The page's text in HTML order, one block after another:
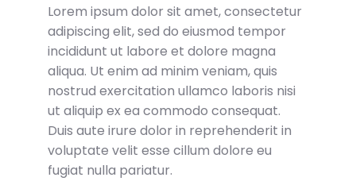
Lorem ipsum dolor sit amet, consectetur
adipiscing elit, sed do eiusmod tempor
incididunt ut labore et dolore magna
aliqua. Ut enim ad minim veniam, quis
nostrud exercitation ullamco laboris nisi
ut aliquip ex ea commodo consequat.
Duis aute irure dolor in reprehenderit in
voluptate velit esse cillum dolore eu
fugiat nulla pariatur.